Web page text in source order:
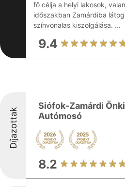
fő célja a helyi lakosok,
időszakban Zamárdiba
színvonalas kiszolgálása. ...
9.4
Díjazottak
Siófok-Zamárdi
Autómosó
8.2